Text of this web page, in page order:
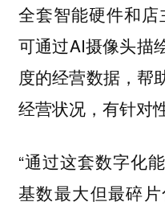
全套智能硬件和
可通过AI摄像头描
度的经营数据，帮
经营状况，有针对
“通过这套数字化
基数最大但最碎